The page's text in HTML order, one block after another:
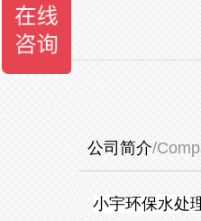
公司简介/
小宇环保水处